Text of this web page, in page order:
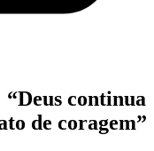
continua
de coragem”